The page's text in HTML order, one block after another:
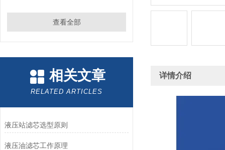
查看全部
相关文章
RELATED ARTICLES
液压站滤芯选型原则
液压油滤芯工作原理
详情介绍